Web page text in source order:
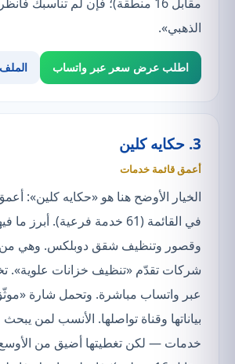
الذهبي».
اطلب عرض سعر عبر واتساب
3. حكايه كلين
أعمق قائمة خدمات
الخيار الأوضح هنا هو «حكايه كلين»:
في القائمة (61 خدمة فرعية).
وقصور وتنظيف شقق دوبلكس. وهي من
شركات تقدّم «تنظيف خزانات علوية».
عبر واتساب مباشرة. وتحمل شارة
بياناتها وقناة تواصلها. الأنسب لمن